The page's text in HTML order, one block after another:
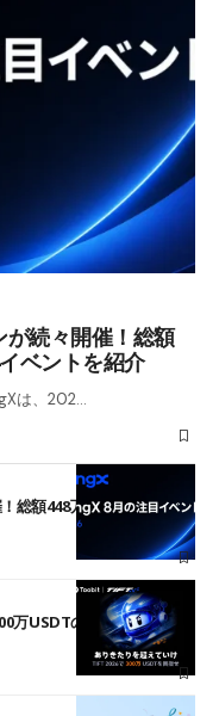
続々開催！総額
ベントを紹介
は、202…
総額448万USDT超のAIバ
USDTのレースとして復